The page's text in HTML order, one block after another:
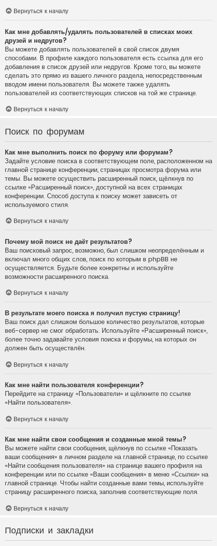
Вернуться к началу
Как мне добавлять/удалять пользователей в списках моих
друзей и недругов?
Вы можете добавлять пользователей в свой список двумя
способами. В профиле каждого пользователя есть ссылка для его
добавления в список друзей или недругов. Кроме того, вы можете
сделать это прямо из вашего личного раздела, непосредственным
вводом имени пользователя. Вы можете также удалять
пользователей из соответствующих списков на той же странице.
Вернуться к началу
Поиск по форумам
Как мне выполнить поиск по форуму или форумам?
Задайте условие поиска в соответствующем поле, расположенном на
главной странице конференции, страницах просмотра форума или
темы. Вы можете осуществить расширенный поиск, щёлкнув по
ссылке «Расширенный поиск», доступной на всех страницах
конференции. Способ доступа к поиску может зависеть от
используемого стиля.
Вернуться к началу
Почему мой поиск не даёт результатов?
Ваш поисковый запрос, возможно, был слишком неопределённым и
включал много общих слов, поиск по которым в phpBB не
осуществляется. Будьте более конкретны и используйте
возможности расширенного поиска.
Вернуться к началу
В результате моего поиска я получил пустую страницу!
Ваш поиск дал слишком большое количество результатов, которые
веб-сервер не смог обработать. Используйте «Расширенный поиск»,
более точно задавайте условия поиска и форумы, на которых он
должен быть осуществлён.
Вернуться к началу
Как мне найти пользователя конференции?
Перейдите на страницу «Пользователи» и щёлкните по ссылке
«Найти пользователя».
Вернуться к началу
Как мне найти свои сообщения и созданные мной темы?
Вы можете найти свои сообщения, щёлкнув по ссылке «Показать
ваши сообщения» в личном разделе на главной странице, по ссылке
«Найти сообщения пользователя» на странице вашего профиля на
конференции или по ссылке «Ваши сообщения» в меню «Ссылки» на
главной странице. Чтобы найти созданные вами темы, используйте
страницу расширенного поиска, заполнив соответствующие поля.
Вернуться к началу
Подписки и закладки